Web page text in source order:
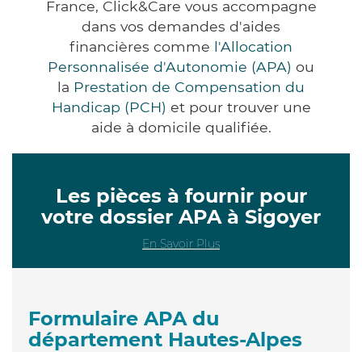
France, Click&Care vous accompagne
dans vos demandes d'aides
financières comme l'Allocation
Personnalisée d'Autonomie (APA) ou
la Prestation de Compensation du
Handicap (PCH) et pour trouver une
aide à domicile qualifiée.
Les pièces à fournir pour
votre dossier APA à Sigoyer
En Savoir Plus
Formulaire APA du
département Hautes-Alpes